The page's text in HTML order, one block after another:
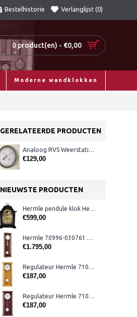
Bestelhistorie Verlanglijst (0)
0 product(en) - €0,00
Moderne wandklokken
GERELATEERDE PRODUCTEN
Analoog RVS Weerstation Fischer 1602-01
€129,00
NIEUWSTE PRODUCTEN
Hermle pendule klok Hermle 22864-740340
€599,00
Hermle 70996-030761 maandloper
€1.795,00
Regulateur Hermle 71002-U92200 geel
€187,00
Regulateur Hermle 71002-362200 rood
€187,00